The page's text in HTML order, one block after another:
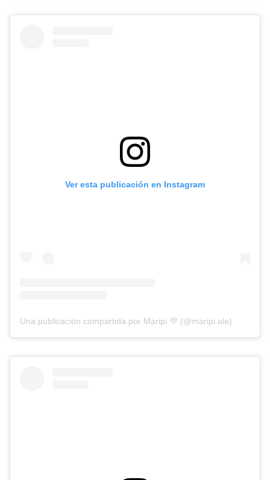
Ver esta publicación en Instagram
Una publicación compartida por Maripi 💜 (@maripi.ale)